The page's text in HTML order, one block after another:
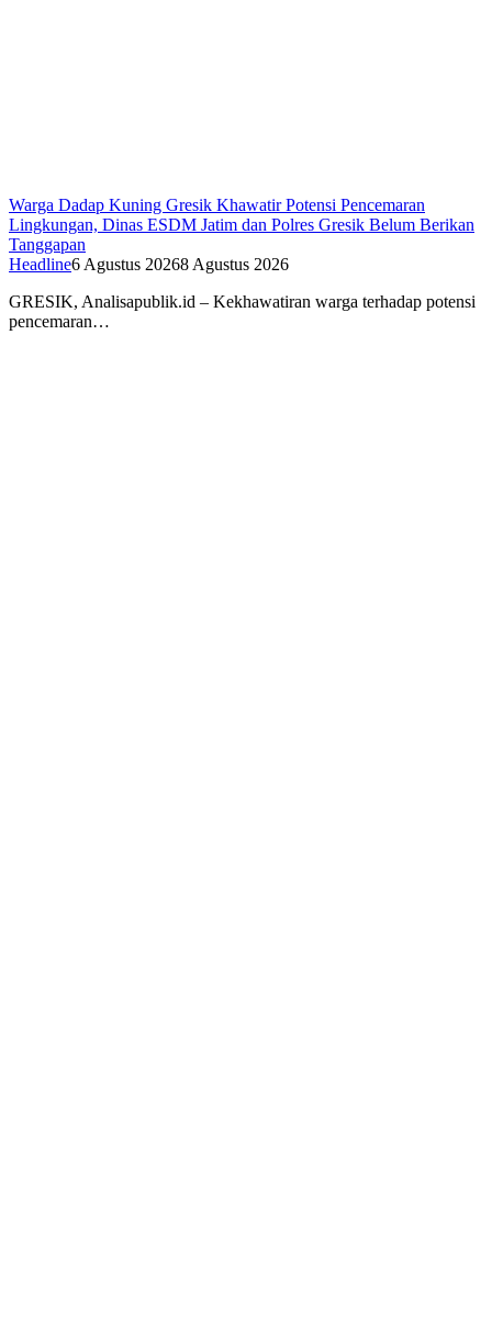
Warga Dadap Kuning Gresik Khawatir Potensi Pencemaran
Lingkungan, Dinas ESDM Jatim dan Polres Gresik Belum Berikan
Tanggapan
Headline6 Agustus 20268 Agustus 2026
GRESIK, Analisapublik.id – Kekhawatiran warga terhadap potensi
pencemaran…